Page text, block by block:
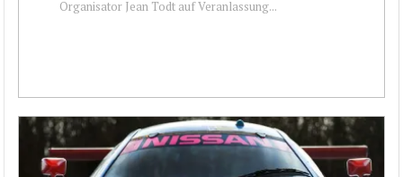
Organisator Jean Todt auf Veranlassung...